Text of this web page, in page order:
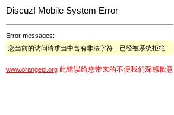
Discuz! Mobile System Error
Error messages:
您当前的访问请求当中含有非法字符，已经被系统拒绝
www.orangepi.org 此错误给您带来的不便我们深感歉意